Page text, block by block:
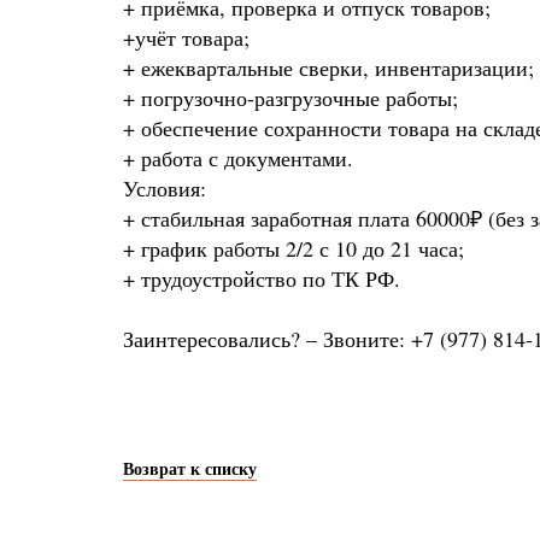
+ приёмка, проверка и отпуск товаров;
+учёт товара;
+ ежеквартальные сверки, инвентаризации;
+ погрузочно-разгрузочные работы;
+ обеспечение сохранности товара на
+ работа с документами.
Условия:
+ стабильная заработная плата 60000₽ (без
+ график работы 2/2 с 10 до 21 часа;
+ трудоустройство по ТК РФ.
Заинтересовались? – Звоните: +7 (977) 814-
Возврат к списку